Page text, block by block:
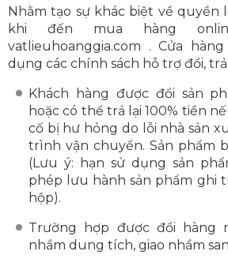
Nhằm tạo sự khác biệt về quyền
khi đến mua hàng
vatlieuhoanggia.com . Cửa
dụng các chính sách hỗ trợ đổi,
Khách hàng được đổi sản
hoặc có thể trả lại 100% tiền
cố bị hư hỏng do lỗi nhà sản
trình vận chuyển. Sản phẩm
(Lưu ý: hạn sử dụng sản
phép lưu hành sản phẩm ghi
hộp).
Trường hợp được đổi hàng
nhầm dung tích, giao nhầm